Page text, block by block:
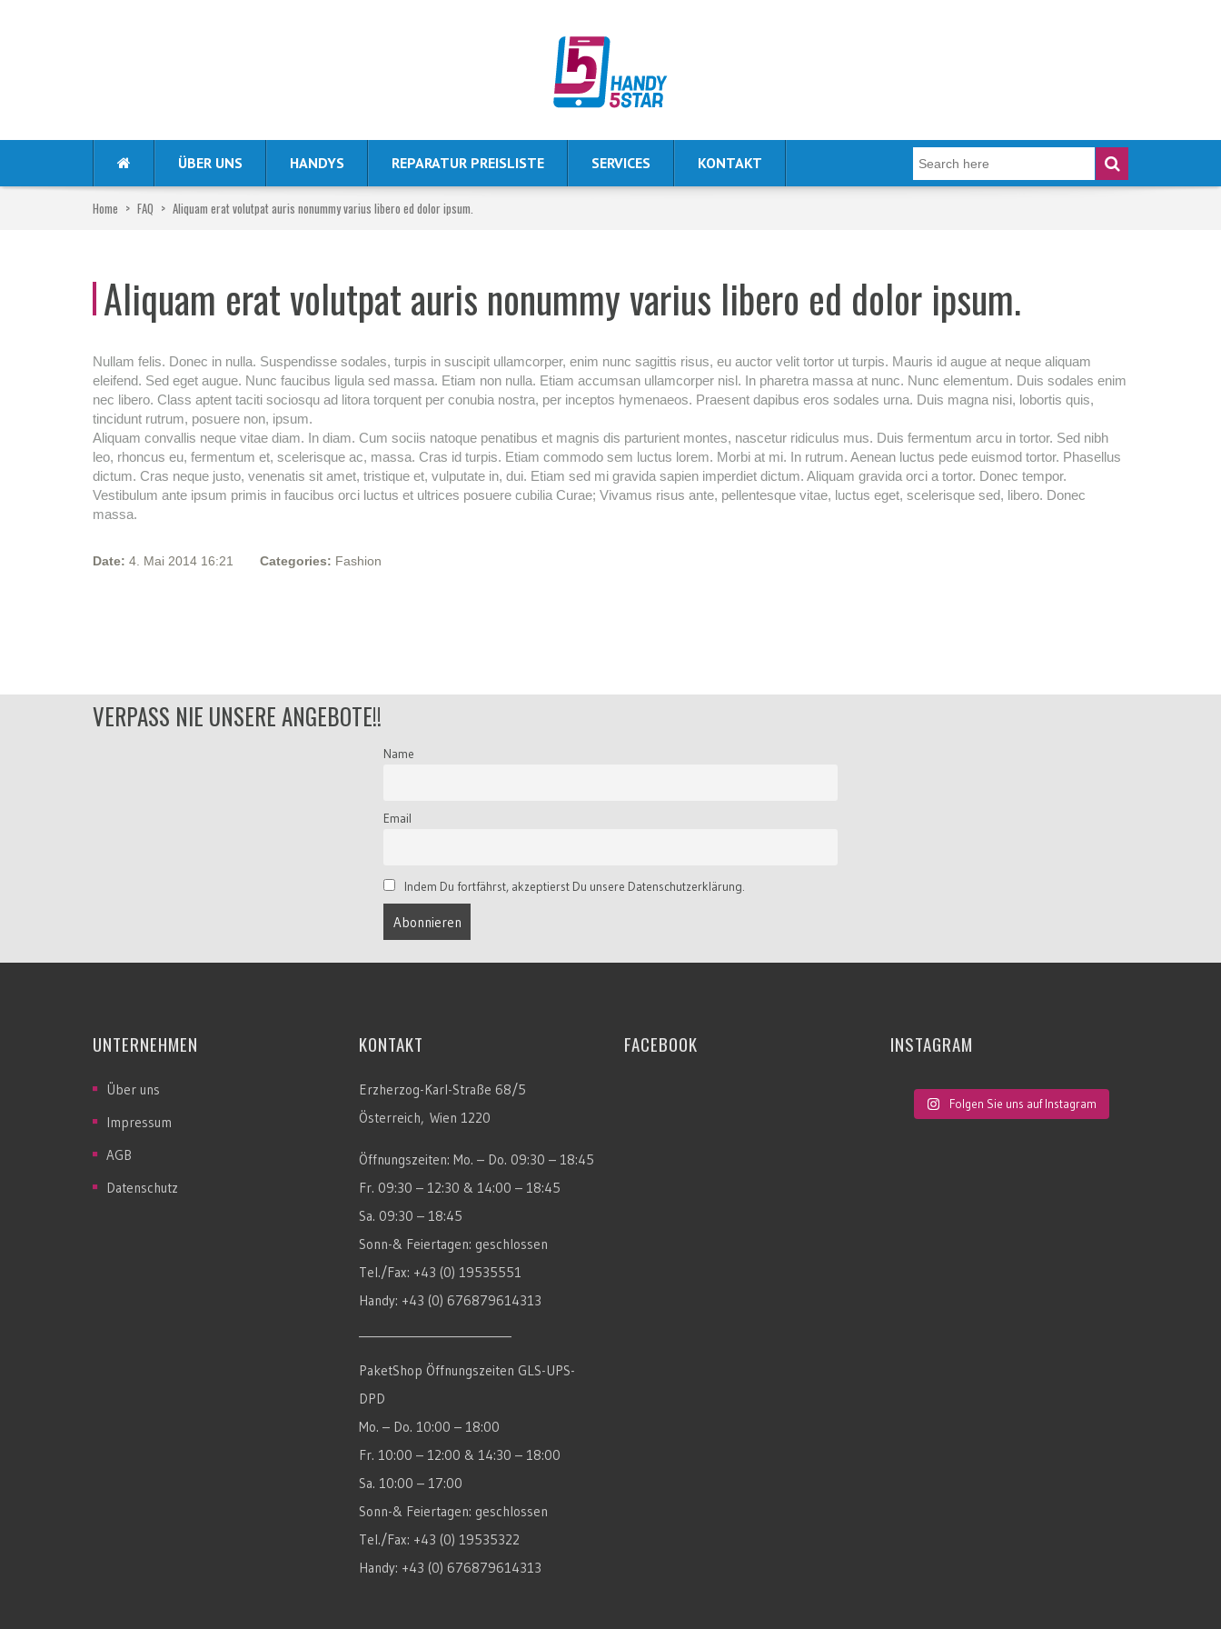
ÜBER UNS HANDYS REPARATUR PREISLISTE SERVICES KONTAKT
Home > FAQ > Aliquam erat volutpat auris nonummy varius libero ed dolor ipsum.
Aliquam erat volutpat auris nonummy varius libero ed dolor ipsum.
Nullam felis. Donec in nulla. Suspendisse sodales, turpis in suscipit ullamcorper, enim nunc sagittis risus, eu auctor velit tortor ut turpis. Mauris id augue at neque aliquam
eleifend. Sed eget augue. Nunc faucibus ligula sed massa. Etiam non nulla. Etiam accumsan ullamcorper nisl. In pharetra massa at nunc. Nunc elementum. Duis sodales enim
nec libero. Class aptent taciti sociosqu ad litora torquent per conubia nostra, per inceptos hymenaeos. Praesent dapibus eros sodales urna. Duis magna nisi, lobortis quis,
tincidunt rutrum, posuere non, ipsum.
Aliquam convallis neque vitae diam. In diam. Cum sociis natoque penatibus et magnis dis parturient montes, nascetur ridiculus mus. Duis fermentum arcu in tortor. Sed nibh
leo, rhoncus eu, fermentum et, scelerisque ac, massa. Cras id turpis. Etiam commodo sem luctus lorem. Morbi at mi. In rutrum. Aenean luctus pede euismod tortor. Phasellus
dictum. Cras neque justo, venenatis sit amet, tristique et, vulputate in, dui. Etiam sed mi gravida sapien imperdiet dictum. Aliquam gravida orci a tortor. Donec tempor.
Vestibulum ante ipsum primis in faucibus orci luctus et ultrices posuere cubilia Curae; Vivamus risus ante, pellentesque vitae, luctus eget, scelerisque sed, libero. Donec
massa.
Date: 4. Mai 2014 16:21 Categories: Fashion
VERPASS NIE UNSERE ANGEBOTE!!
Name
Email
Indem Du fortfährst, akzeptierst Du unsere Datenschutzerklärung.
UNTERNEHMEN
Über uns
Impressum
AGB
Datenschutz
KONTAKT
Erzherzog-Karl-Straße 68/5
Österreich, Wien 1220
Öffnungszeiten: Mo. – Do. 09:30 – 18:45
Fr. 09:30 – 12:30 & 14:00 – 18:45
Sa. 09:30 – 18:45
Sonn-& Feiertagen: geschlossen
Tel./Fax: +43 (0) 19535551
Handy: +43 (0) 676879614313
PaketShop Öffnungszeiten GLS-UPS-
DPD
Mo. – Do. 10:00 – 18:00
Fr. 10:00 – 12:00 & 14:30 – 18:00
Sa. 10:00 – 17:00
Sonn-& Feiertagen: geschlossen
Tel./Fax: +43 (0) 19535322
Handy: +43 (0) 676879614313
FACEBOOK INSTAGRAM
Folgen Sie uns auf Instagram